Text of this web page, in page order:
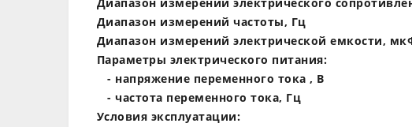
Диапазон измерений частоты, Гц
Диапазон измерений электрической емкости,
Параметры электрического питания:
- напряжение переменного тока , В
- частота переменного тока, Гц
Условия эксплуатации: